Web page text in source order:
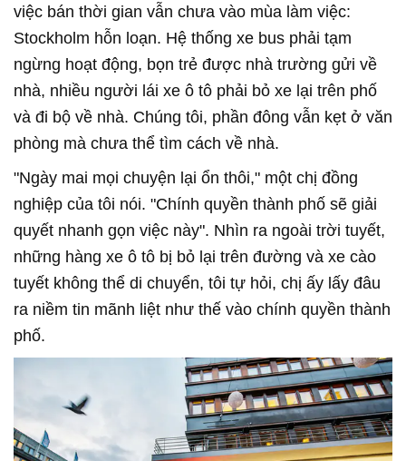
việc bán thời gian vẫn chưa vào mùa làm việc:
Stockholm hỗn loạn. Hệ thống xe bus phải tạm
ngừng hoạt động, bọn trẻ được nhà trường gửi về
nhà, nhiều người lái xe ô tô phải bỏ xe lại trên phố
và đi bộ về nhà. Chúng tôi, phần đông vẫn kẹt ở văn
phòng mà chưa thể tìm cách về nhà.
"Ngày mai mọi chuyện lại ổn thôi," một chị đồng
nghiệp của tôi nói. "Chính quyền thành phố sẽ giải
quyết nhanh gọn việc này". Nhìn ra ngoài trời tuyết,
những hàng xe ô tô bị bỏ lại trên đường và xe cào
tuyết không thể di chuyển, tôi tự hỏi, chị ấy lấy đâu
ra niềm tin mãnh liệt như thế vào chính quyền thành
phố.